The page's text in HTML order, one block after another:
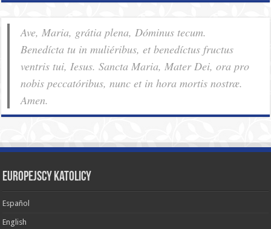
Ave, Maria, grátia plena, Dóminus tecum.
Benedícta tu in muliéribus, et benedíctus fructus
ventris tui, Iesus. Sancta Maria, Mater Dei, ora pro
nobis pec­ca­tóribus, nunc et in hora mortis nostræ.
Amen.
Europejscy katolicy
Español
English